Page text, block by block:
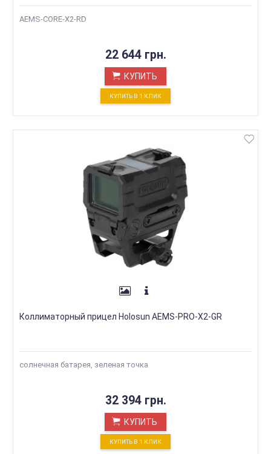
AEMS-CORE-X2-RD
22 644 грн.
КУПИТЬ
КУПИТЬ В 1 КЛИК
Коллиматорный прицел Holosun AEMS-PRO-X2-GR
солнечная батарея, зеленая точка
32 394 грн.
КУПИТЬ
КУПИТЬ В 1 КЛИК